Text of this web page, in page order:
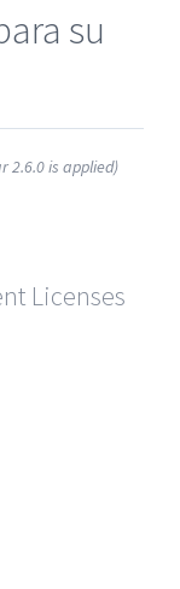
su
2.6.0 is applied)
Licenses